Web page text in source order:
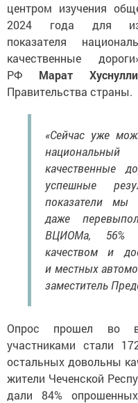
центром изучения
2024 года для
показателя
качественные
РФ Марат
Правительства страны.
«Сейчас уже
качественные
успешные
показатели мы
даже
ВЦИОМа, 56%
качеством и
и местных
заместитель
Опрос прошел во
участниками стали
остальных довольны
жители Чеченской
дали 84%